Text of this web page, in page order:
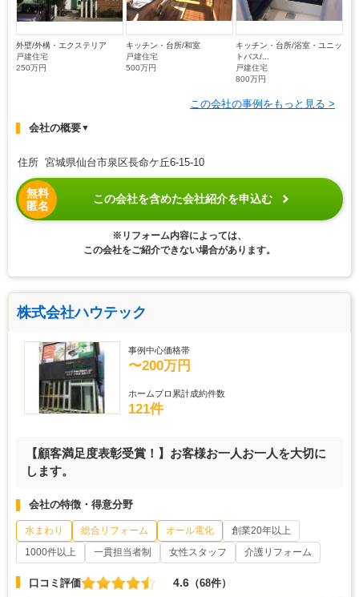
外壁/外構・エクステリア
戸建住宅
250万円
キッチン・台所/和室
戸建住宅
500万円
キッチン・台所/浴室・ユニッ
トバス/...
戸建住宅
800万円
この会社の事例をもっと見る >
会社の概要▼
住所 宮城県仙台市泉区長命ケ丘6-15-10
無料
匿名
この会社を含めた会社紹介を申込む
※リフォーム内容によっては、
この会社をご紹介できない場合があります。
株式会社ハウテック
事例中心価格帯
〜200万円
ホームプロ累計成約件数
121件
【顧客満足度表彰受賞！】お客様お一人お一人を大切に
します。
会社の特徴・得意分野
水まわり 総合リフォーム オール電化
創業20年以上
1000件以上
一貫担当者制 女性スタッフ 介護リフォーム
口コミ評価 4.6 （68件）